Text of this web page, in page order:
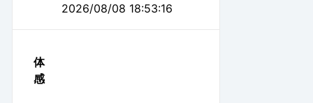
2026/08/08 18:53:16
体
感